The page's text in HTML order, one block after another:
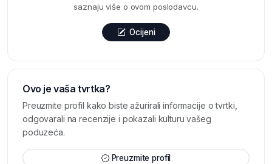
saznaju više o ovom poslodavcu.
Ocijeni
Ovo je vaša tvrtka?
Preuzmite profil kako biste ažurirali informacije o tvrtki,
odgovarali na recenzije i pokazali kulturu vašeg
poduzeća.
Preuzmite profil